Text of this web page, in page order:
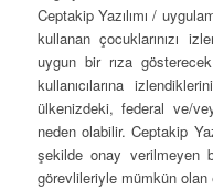
Ceptakip Yazılımı /
kullanan çocuklarınızı
uygun bir rıza
kullanıcılarına
ülkenizdeki, federal ve/
neden olabilir. Ceptakip
şekilde onay verilmeyen
görevlileriyle mümkün